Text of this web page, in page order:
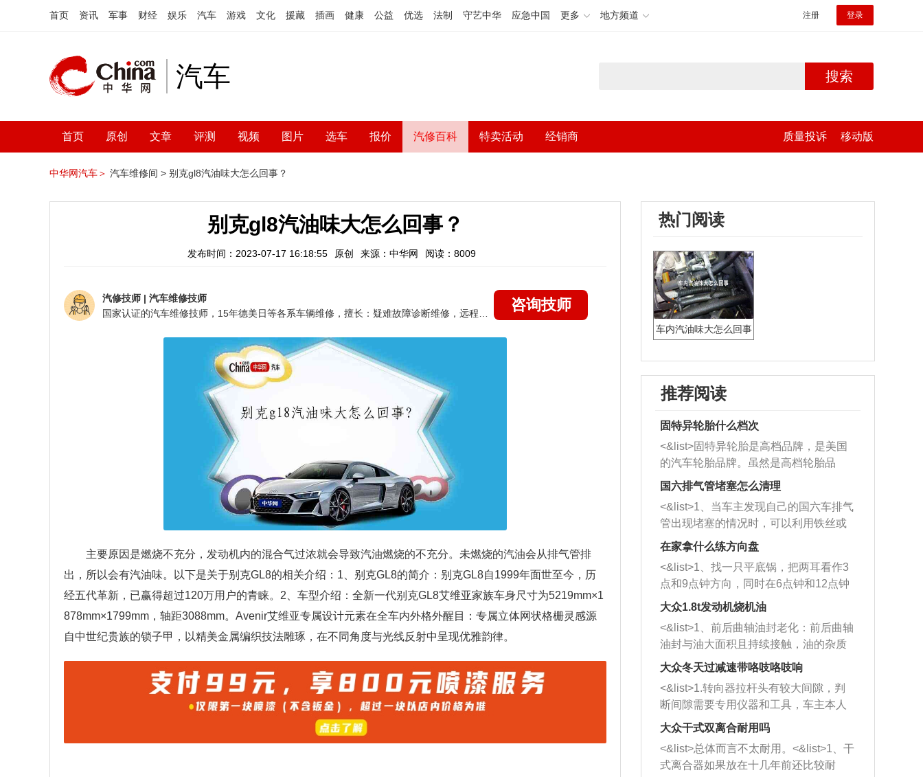
首页 资讯 军事 财经 娱乐 汽车 游戏 文化 援藏 插画 健康 公益 优选 法制 守艺中华 应急中国 更多 地方频道 注册 登录
汽车 搜索
首页 原创 文章 评测 视频 图片 选车 报价 汽修百科 特卖活动 经销商 质量投诉 移动版
中华网汽车＞ 汽车维修间 > 别克gl8汽油味大怎么回事？
别克gl8汽油味大怎么回事？
发布时间：2023-07-17 16:18:55 原创 来源：中华网 阅读：8009
汽修技师 | 汽车维修技师
咨询技师
主要原因是燃烧不充分，发动机内的混合气过浓就会导致汽油燃烧的不充分。未燃烧的汽油会从排气管排
出，所以会有汽油味。以下是关于别克GL8的相关介绍：1、别克GL8的简介：别克GL8自1999年面世至今，历
经五代革新，已赢得超过120万用户的青睐。2、车型介绍：全新一代别克GL8艾维亚家族车身尺寸为5219mm×1
878mm×1799mm，轴距3088mm。Avenir艾维亚专属设计元素在全车内外格外醒目：专属立体网状格栅灵感源
自中世纪贵族的锁子甲，以精美金属编织技法雕琢，在不同角度与光线反射中呈现优雅韵律。
热门阅读
车内汽油味大怎么回事
推荐阅读
固特异轮胎什么档次
<&list>固特异轮胎是高档品牌，是美国
的汽车轮胎品牌。虽然是高档轮胎品
牌，但是中高低端的轮胎都有生产，这
也是为了更好的开拓市场。
国六排气管堵塞怎么清理
<&list>1、当车主发现自己的国六车排气
管出现堵塞的情况时，可以利用铁丝或
者是细棍，直接将杂物给取出来，如果
堵塞情况比较严重，也可以采取应急措
施。 <&list>2、直接利用木棍将所有的
杂物推到排气管里面的位置处，然后将
三元催化器拆解开，就可以将堵塞的东
西取出来。但如果是因为积碳过多引起
的堵塞，就需要将三元催化器泡在草酸
洗剂对堵塞的情况得到解决，将清洗剂
放在燃油箱中，与燃油混合后，车辆启
动时，就可以和汽油一起进入到燃烧
室，最后形成废气排出，就可以让三元
催化器得到清洗，排气管堵塞的情况就
能够得到解决。
在家拿什么练方向盘
<&list>1、找一只平底锅，把两耳看作3
点和9点钟方向，同时在6点钟和12点钟
方向做一个标记。 <&list>2、双手握住
一圈半的练习，往右同样也要打相同的
圈数。 <&list>3、最后强调要反复练
习，这样就可以形成肌肉记忆，在真实
驾驶车辆时，不需要记忆也能打好方
向。
大众1.8t发动机烧机油
<&list>1、前后曲轴油封老化：前后曲轴
油封与油大面积且持续接触，油的杂质
和发动机内持续温度变化使其密封效果
逐渐减弱，导致渗油或漏油。<&list>2、
活塞间隙过大：积碳会使活塞环与缸体
的间隙扩大，导致机油流入燃烧室中，
造成烧机油。<&list>3、机油粘度。使用
机油粘度过小的话，同样会有烧机油现
象，机油粘度过小具有很好的流动性，
大众冬天过减速带咯吱咯吱响
<&list>1.转向器拉杆头有较大间隙，判
断间隙需要专用仪器和工具，车主本人
无法制作，需要将车辆送到修理厂或4s
店；<&list>2.车辆半轴套管防尘罩破
裂，破裂后会出现漏油现象，使半轴磨
损严重，磨损的半轴容易损坏，产生异
大众干式双离合耐用吗
<&list>总体而言不太耐用。<&list>1、干
式离合器如果放在十几年前还比较耐